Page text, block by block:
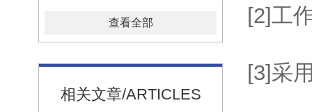
查看全部
相关文章/ARTICLES
[2]工
[3]采